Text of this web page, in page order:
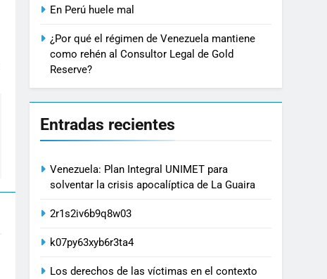
En Perú huele mal
¿Por qué el régimen de Venezuela mantiene
como rehén al Consultor Legal de Gold
Reserve?
Entradas recientes
Venezuela: Plan Integral UNIMET para
solventar la crisis apocalíptica de La Guaira
2r1s2iv6b9q8w03
k07py63xyb6r3ta4
Los derechos de las víctimas en el contexto